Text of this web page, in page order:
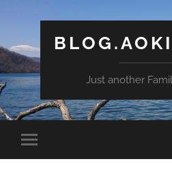
Just another
モ
バ